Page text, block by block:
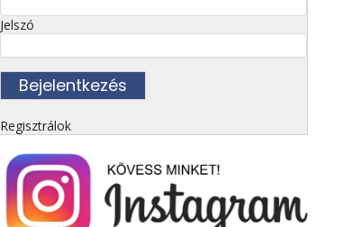
Jelszó
Regisztrálok